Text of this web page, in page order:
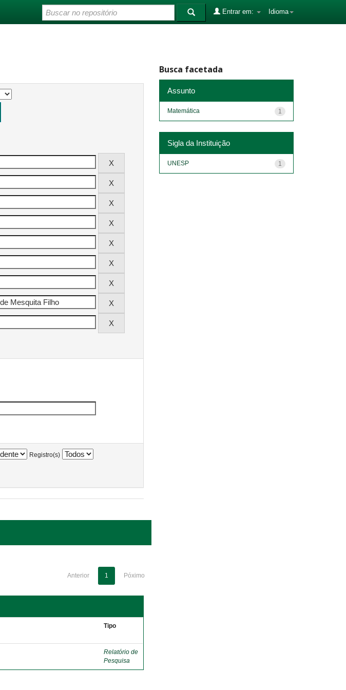
Idioma
Entrar em:
Registro(s)
Anterior 1 Póximo
Tipo
Relatório de
Pesquisa
Busca facetada
Assunto
1
Matemática
Sigla da Instituição
1
UNESP